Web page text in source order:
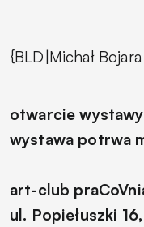
{BLD|Michał Bojara
otwarcie
wystawa potrwa
art-club
ul. Popiełuszki